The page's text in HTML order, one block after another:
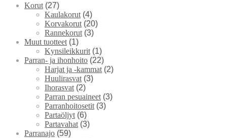
Korut (27)
Kaulakorut (4)
Korvakorut (20)
Rannekorut (3)
Muut tuotteet (1)
Kynsileikkurit (1)
Parran- ja ihonhoito (22)
Harjat ja -kammat (2)
Huulirasvat (3)
Ihorasvat (2)
Parran pesuaineet (3)
Parranhoitosetit (3)
Partaöljyt (6)
Partavahat (3)
Parranajo (59)